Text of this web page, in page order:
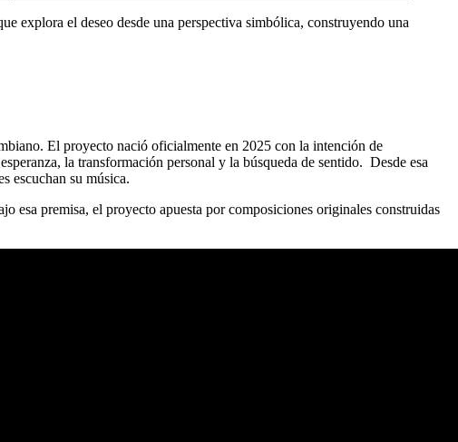
explora el deseo desde una perspectiva simbólica, construyendo una
El proyecto nació oficialmente en 2025 con la intención de
la transformación personal y la búsqueda de sentido. Desde esa
escuchan su música.
esa premisa, el proyecto apuesta por composiciones originales construidas